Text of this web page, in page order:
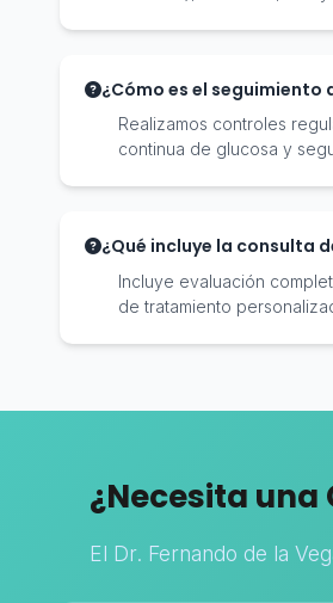
¿Cómo es el seguimiento
Realizamos controles
continua de glucosa y
¿Qué incluye la consulta
Incluye evaluación
de tratamiento
¿Necesita
El Dr. Fernando de la